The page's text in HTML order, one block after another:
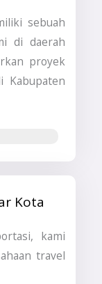
sebuah
di daerah
proyek
Kabupaten
Kota
kami
travel